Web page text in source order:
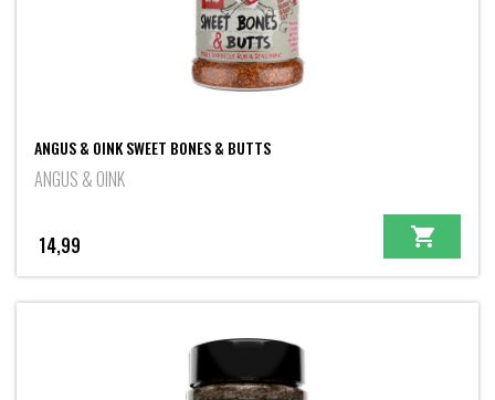
ANGUS & OINK SWEET BONES & BUTTS
ANGUS & OINK
14,99